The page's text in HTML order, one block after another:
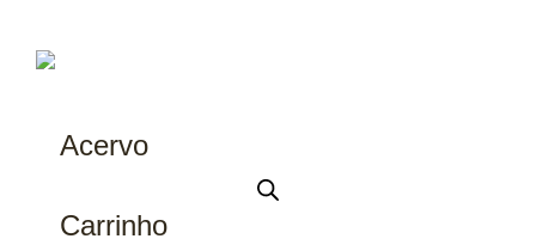
Acervo
Carrinho